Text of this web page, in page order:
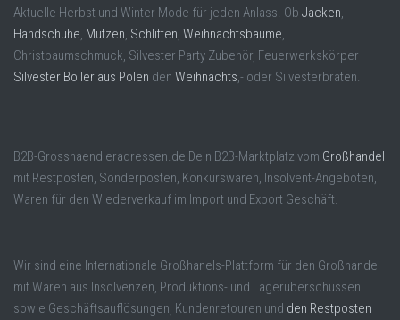
Aktuelle Herbst und Winter Mode für jeden Anlass. Ob Jacken,
Handschuhe, Mützen, Schlitten, Weihnachtsbäume,
Christbaumschmuck, Silvester Party Zubehör, Feuerwerkskörper
Silvester Böller aus Polen den Weihnachts,- oder Silvesterbraten.
B2B-Grosshaendleradressen.de Dein B2B-Marktplatz vom Großhandel
mit Restposten, Sonderposten, Konkurswaren, Insolvent-Angeboten,
Waren für den Wiederverkauf im Import und Export Geschäft.
Wir sind eine Internationale Großhanels-Plattform für den Großhandel
mit Waren aus Insolvenzen, Produktions- und Lagerüberschüssen
sowie Geschäftsauflösungen, Kundenretouren und den Restposten